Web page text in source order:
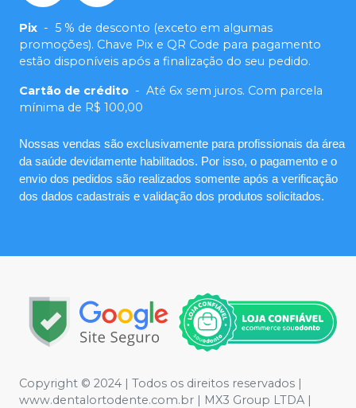
Pix - 5 % de desconto (exceto em algumas
promoções). Chave Pix e QR Code para pagamento
estão disponíveis após a finalização do seu pedido.
Cartão de crédito - Até 6x sem juros. Com parcela
mínima de R$ 100,00
Nossas vendas são exclusivamente para profissionais da área
da saúde devidamente habilitados. Por isso, o pagamento e o
envio dos pedidos são realizados somente após a verificação
dos dados cadastrais e validação dos produtos solicitados.
Copyright © 2024 | Todos os direitos reservados |
www.dentalortodente.com.br | MX3 Group LTDA |